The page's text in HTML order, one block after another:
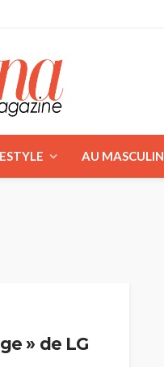
AU MASCULIN
» de LG